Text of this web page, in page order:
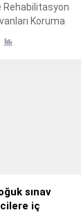
Rehabilitasyon
Koruma
sınav
iç